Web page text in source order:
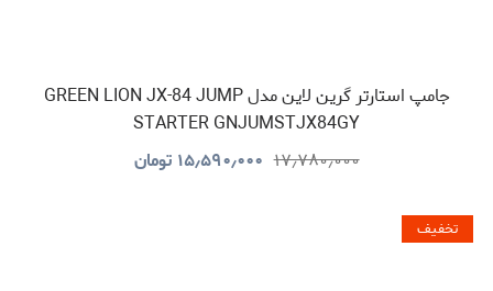
جامپ استارتر گرین لاین مدل GREEN LION JX-84 JUMP
STARTER GNJUMSTJX84GY
۱۷٫۷۸۰٫۰۰۰ ۱۵٫۵۹۰٫۰۰۰ تومان
تخفیف